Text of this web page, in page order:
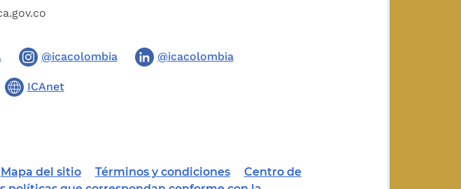
@icacolombia @icacolombia
ICAnet
Mapa del sitio Términos y condiciones
Centro de